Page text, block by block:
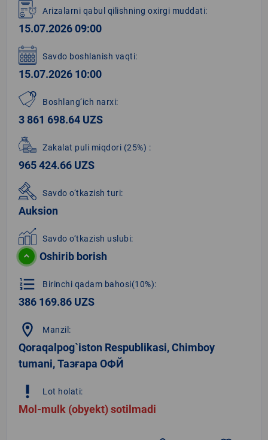
1
of
2
Arizalarni qabul qilishning oxirgi muddati:
15.07.2026 09:00
Savdo boshlanish vaqti:
15.07.2026 10:00
Boshlang‘ich narxi:
3 861 698.64 UZS
Zakalat puli miqdori (25%) :
965 424.66 UZS
Savdo o‘tkazish turi:
Auksion
Savdo o‘tkazish uslubi:
Oshirib borish
format_list_numbered Birinchi qadam bahosi(10%):
386 169.86 UZS
location_on Manzil:
Qoraqalpog`iston Respublikasi, Chimboy
tumani, Тазғара ОФЙ
priority_high Lot holati:
Mol-mulk (obyekt) sotilmadi